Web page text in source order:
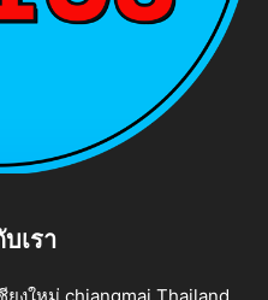
เรา